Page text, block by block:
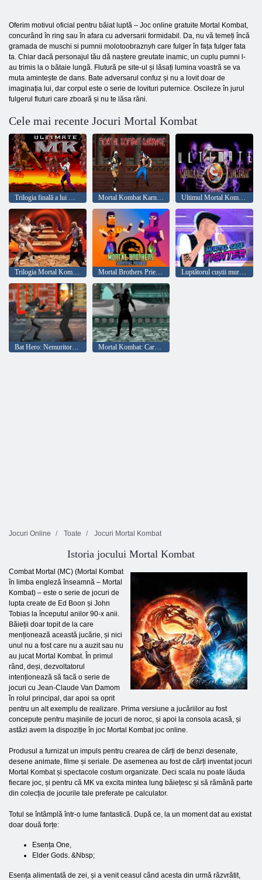
Oferim motivul oficial pentru băiat luptă – Joc online gratuite Mortal Kombat,
concurând în ring sau în afara cu adversarii formidabil. Da, nu vă temeți încă
gramada de muschi si pumnii molotoobraznyh care fulger în fața fulger fata
ta. Chiar dacă personajul tău dă naștere greutate inamic, un cuplu pumni l-
au trimis la o bătaie lungă. Flutură pe site-ul și lăsați lumina voastră se va
muta amintește de dans. Bate adversarul confuz și nu a lovit doar de
imaginația lui, dar corpul este o serie de lovituri puternice. Oscileze în jurul
fulgerul fluturi care zboară și nu te lăsa răni.
Cele mai recente Jocuri Mortal Kombat
Mortal Kombat Karnage
Trilogia Mortal Kombat Mortal Brothers Prieteni de supraviețuire Luptătorul cuștii muritoare
Mortal Kombat: Carnage
Jocuri Online Toate Jocuri Mortal Kombat
Istoria jocului Mortal Kombat
Combat Mortal (MC) (Mortal Kombat
în limba engleză înseamnă – Mortal
Kombat) – este o serie de jocuri de
lupta create de Ed Boon și John
Tobias la începutul anilor 90-x anii.
Băieții doar topit de la care
menționează această jucărie, și nici
unul nu a fost care nu a auzit sau nu
au jucat Mortal Kombat. În primul
rând, deși, dezvoltatorul
intenționează să facă o serie de
jocuri cu Jean-Claude Van Damom
în rolul principal, dar apoi sa oprit
pentru un alt exemplu de realizare. Prima versiune a jucăriilor au fost
concepute pentru mașinile de jocuri de noroc, și apoi la consola acasă, și
astăzi avem la dispoziție în joc Mortal Kombat joc online.
Produsul a furnizat un impuls pentru crearea de cărți de benzi desenate,
desene animate, filme și seriale. De asemenea au fost de cărți inventat jocuri
Mortal Kombat și spectacole costum organizate. Deci scala nu poate lăuda
fiecare joc, și pentru că MK va excita mintea lung băiețesc și să rămână parte
din colecția de jocurile tale preferate pe calculator.
Totul se întâmplă într-o lume fantastică. După ce, la un moment dat au existat
doar două forțe:
Esența One,
Elder Gods. &Nbsp;
Esența alimentată de zei, și a venit ceasul când acesta din urmă răzvrătit,